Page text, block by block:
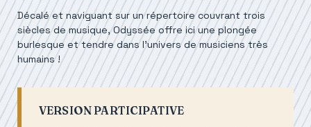
Décalé et naviguant sur un répertoire couvrant trois
siècles de musique, Odyssée offre ici une plongée
burlesque et tendre dans l’univers de musiciens très
humains !
VERSION PARTICIPATIVE